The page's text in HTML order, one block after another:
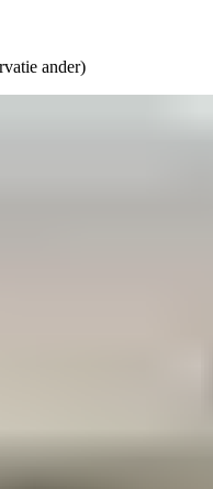
ander)